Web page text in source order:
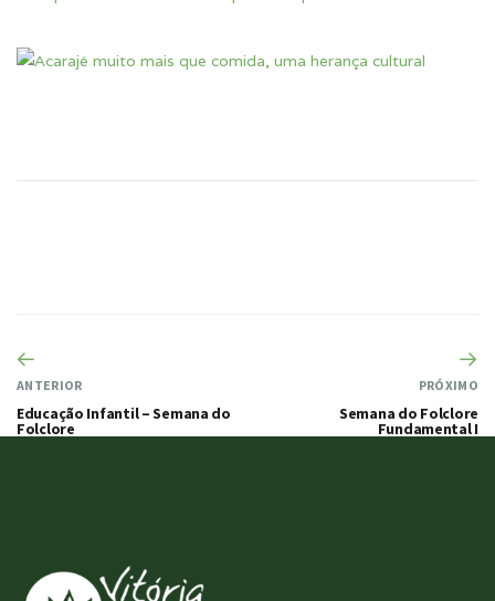
ANTERIOR
Educação Infantil – Semana do
Folclore
PRÓXIMO
Semana do Folclore
Fundamental I